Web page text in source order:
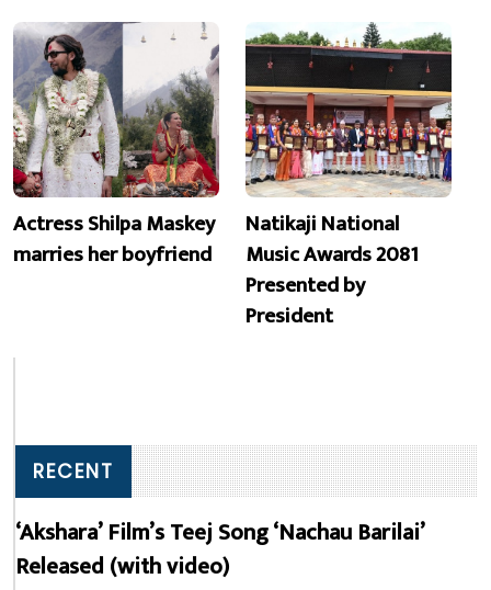
Actress Shilpa Maskey
marries her boyfriend
Natikaji National
Music Awards 2081
Presented by
President
RECENT
‘Akshara’ Film’s Teej Song ‘Nachau Barilai’
Released (with video)